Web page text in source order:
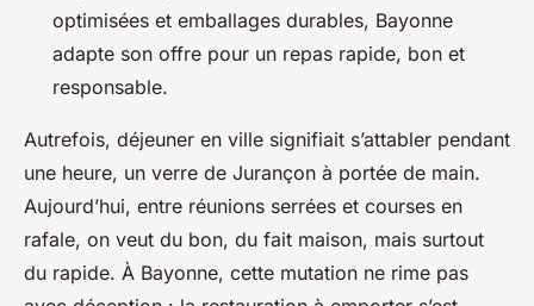
optimisées et emballages durables, Bayonne
adapte son offre pour un repas rapide, bon et
responsable.
Autrefois, déjeuner en ville signifiait s’attabler pendant
une heure, un verre de Jurançon à portée de main.
Aujourd’hui, entre réunions serrées et courses en
rafale, on veut du bon, du fait maison, mais surtout
du rapide. À Bayonne, cette mutation ne rime pas